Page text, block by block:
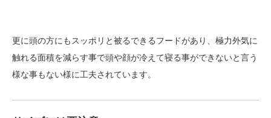
更に頭の方にもスッポリと被るできるフードがあり、極力外気に
触れる面積を減らす事で頭や顔が冷えて寝る事ができないと言う
様な事もない様に工夫されています。